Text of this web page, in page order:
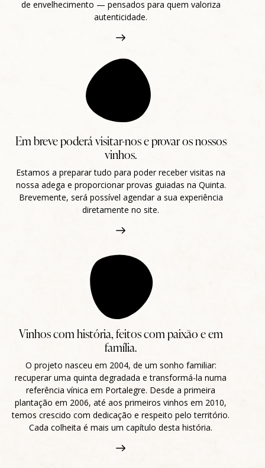
de envelhecimento — pensados para quem valoriza
autenticidade.
Em breve poderá visitar-nos e provar os nossos
vinhos.
Estamos a preparar tudo para poder receber visitas na
nossa adega e proporcionar provas guiadas na Quinta.
Brevemente, será possível agendar a sua experiência
diretamente no site.
Vinhos com história, feitos com paixão e em
família.
O projeto nasceu em 2004, de um sonho familiar:
recuperar uma quinta degradada e transformá-la numa
referência vínica em Portalegre. Desde a primeira
plantação em 2006, até aos primeiros vinhos em 2010,
temos crescido com dedicação e respeito pelo território.
Cada colheita é mais um capítulo desta história.